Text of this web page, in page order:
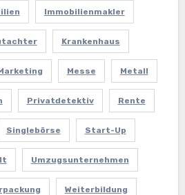
Immobilienmakler
Krankenhaus
Messe Metall
Privatdetektiv Rente
Singlebörse Start-Up
Umzugsunternehmen
Weiterbildung